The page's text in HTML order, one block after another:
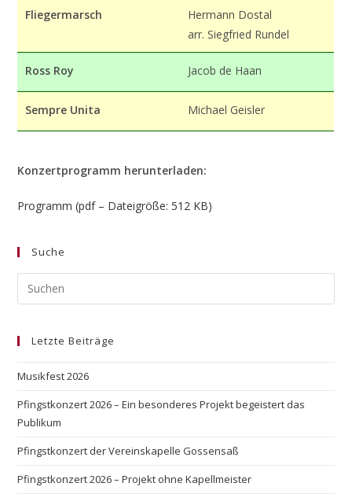
Fliegermarsch
Hermann Dostal
arr. Siegfried Rundel
Ross Roy Jacob de Haan
Sempre Unita Michael Geisler
Konzertprogramm herunterladen:
Programm (pdf – Dateigröße: 512 KB)
Suche
Letzte Beiträge
Musikfest 2026
Pfingstkonzert 2026 – Ein besonderes Projekt begeistert das
Publikum
Pfingstkonzert der Vereinskapelle Gossensaß
Pfingstkonzert 2026 – Projekt ohne Kapellmeister